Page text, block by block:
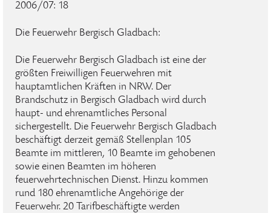
2006/07: 18
Die Feuerwehr Bergisch Gladbach:
Die Feuerwehr Bergisch Gladbach ist eine der
größten Freiwilligen Feuerwehren mit
hauptamtlichen Kräften in NRW. Der
Brandschutz in Bergisch Gladbach wird durch
haupt- und ehrenamtliches Personal
sichergestellt. Die Feuerwehr Bergisch Gladbach
beschäftigt derzeit gemäß Stellenplan 105
Beamte im mittleren, 10 Beamte im gehobenen
sowie einen Beamten im höheren
feuerwehrtechnischen Dienst. Hinzu kommen
rund 180 ehrenamtliche Angehörige der
Feuerwehr. 20 Tarifbeschäftigte werden